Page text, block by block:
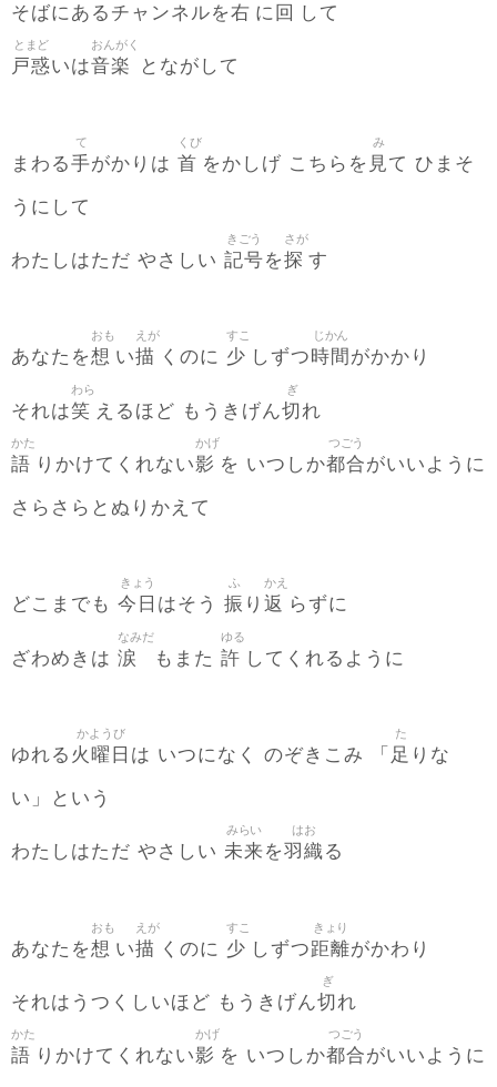
そばにあるチャンネルを右 に 回 して
戸惑
とまど
いは音楽
おんがく
とながして
まわる手
て
がかりは 首
くび
をかしげ こちらを 見
み
て ひまそ
うにして
わたしはただ やさしい 記号
きごう
を探
さが
す
あなたを想
おも
い描
えが
くのに 少
すこ
しずつ時間
じかん
がかかり
それは笑
わら
えるほど もうきげん切
ぎ
れ
語
かた
りかけてくれない影
かげ
を いつしか都合
つごう
がいいように
さらさらとぬりかえて
どこまでも 今日
きょう
はそう 振
ふ
り 返
かえ
らずに
ざわめきは 涙
なみだ
もまた 許
ゆる
してくれるように
ゆれる 火曜日
かようび
は いつになく のぞきこみ 「 足
た
りな
い」という
わたしはただ やさしい 未来
みらい
を羽織
はお
る
あなたを想
おも
い描
えが
くのに 少
すこ
しずつ距離
きょり
がかわり
それはうつくしいほど もうきげん切
ぎ
れ
語
かた
りかけてくれない影
かげ
を いつしか都合
つごう
がいいように